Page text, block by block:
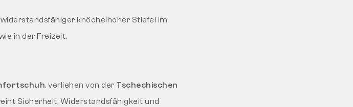
knöchelhoher Stiefel im
in der Freizeit.
, verliehen von der Tschechischen
Sicherheit, Widerstandsfähigkeit und